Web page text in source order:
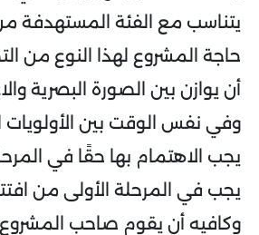
يتناسب مع الفئة المستهدفة
حاجة المشروع لهذا النوع من
أن يوازن بين الصورة البصرية
وفي نفس الوقت بين الأولويات
يجب الاهتمام بها حقًا في
يجب في المرحلة الأولى من
وكافيه أن يقوم صاحب المشروع